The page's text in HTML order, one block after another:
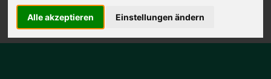
Alle akzeptieren Einstellungen ändern
Wir garantieren 100% Sicherheit.